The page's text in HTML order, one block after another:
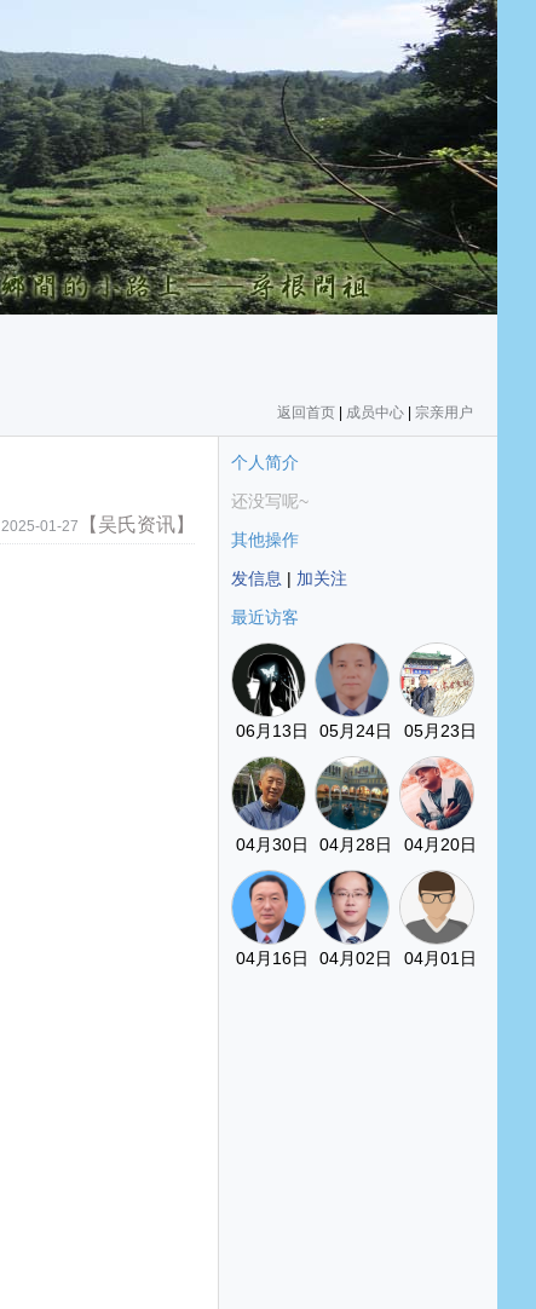
返回首页 成员中心 宗亲用户
2025-01-27 【吴氏资讯】
个人简介
还没写呢~
其他操作
发信息 | 加关注
最近访客
06月13日 05月24日 05月23日
04月30日 04月28日 04月20日
04月16日 04月02日 04月01日